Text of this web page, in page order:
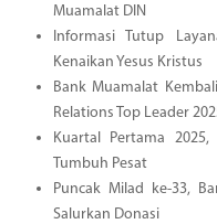
Muamalat DIN
Informasi Tutup
Kenaikan Yesus Kristus
Bank Muamalat
Relations Top Leader
Kuartal Pertama
Tumbuh Pesat
Puncak Milad ke-33,
Salurkan Donasi